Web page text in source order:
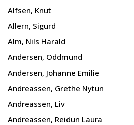
Alfsen, Knut
Allern, Sigurd
Alm, Nils Harald
Andersen, Oddmund
Andersen, Johanne Emilie
Andreassen, Grethe Nytun
Andreassen, Liv
Andreassen, Reidun Laura